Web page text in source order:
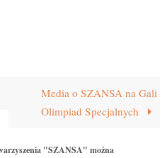
Media o SZANSA na Gali
Olimpiad Specjalnych
"SZANSA" można